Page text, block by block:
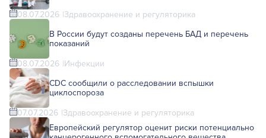
08.07.2026 Здравоохранение и регуляторика
В России будут созданы перечень БАД и перечень
показаний
08.07.2026 Инфекции
CDC сообщили о расследовании вспышки
циклоспороза
07.07.2026 Здравоохранение и регуляторика
Европейский регулятор оценит риски потенциально